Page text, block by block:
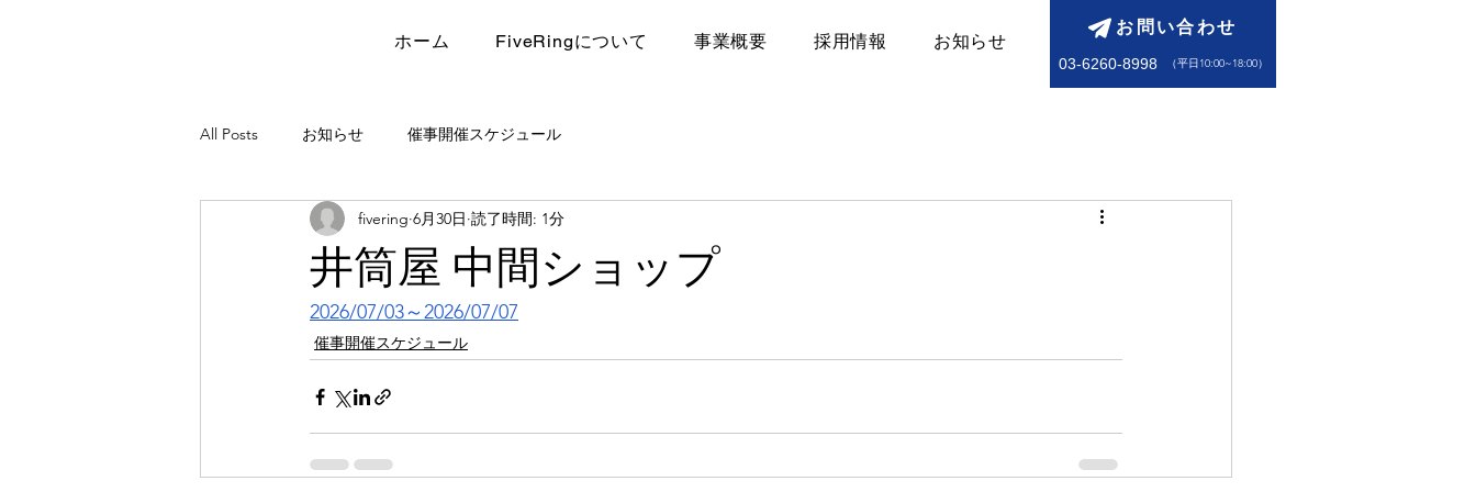
ホーム FiveRingについて ​事業概要 採用情報 お知らせ
お問い合わせ
03-6260-8998 ​（平日10:00~18:00）
All Posts お知らせ 催事開催スケジュール
井筒屋 中間ショップ
fivering 6月30日 読了時間: 1分
2026/07/03～2026/07/07
催事開催スケジュール